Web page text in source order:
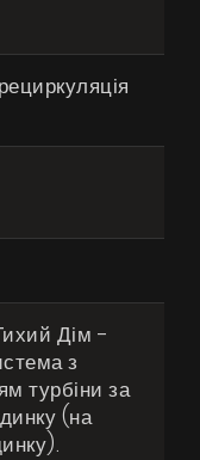
Дім -
з
турбіни за
(на